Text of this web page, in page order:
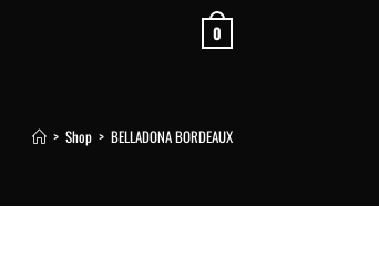
0
> Shop > BELLADONA BORDEAUX